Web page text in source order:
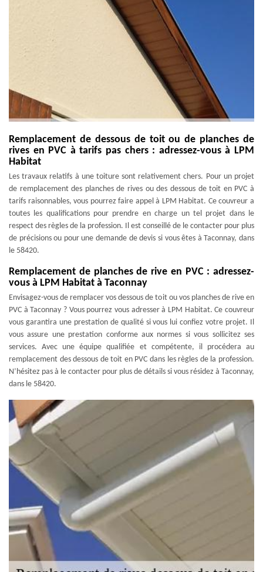
Remplacement de dessous de toit ou de planches de
rives en PVC à tarifs pas chers : adressez-vous à LPM
Habitat
Les travaux relatifs à une toiture sont relativement chers. Pour un projet
de remplacement des planches de rives ou des dessous de toit en PVC à
tarifs raisonnables, vous pourrez faire appel à LPM Habitat. Ce couvreur a
toutes les qualifications pour prendre en charge un tel projet dans le
respect des règles de la profession. Il est conseillé de le contacter pour plus
de précisions ou pour une demande de devis si vous êtes à Taconnay, dans
le 58420.
Remplacement de planches de rive en PVC : adressez-
vous à LPM Habitat à Taconnay
Envisagez-vous de remplacer vos dessous de toit ou vos planches de rive en
PVC à Taconnay ? Vous pourrez vous adresser à LPM Habitat. Ce couvreur
vous garantira une prestation de qualité si vous lui confiez votre projet. Il
vous assure une prestation conforme aux normes si vous sollicitez ses
services. Avec une équipe qualifiée et compétente, il procédera au
remplacement des dessous de toit en PVC dans les règles de la profession.
N’hésitez pas à le contacter pour plus de détails si vous résidez à Taconnay,
dans le 58420.